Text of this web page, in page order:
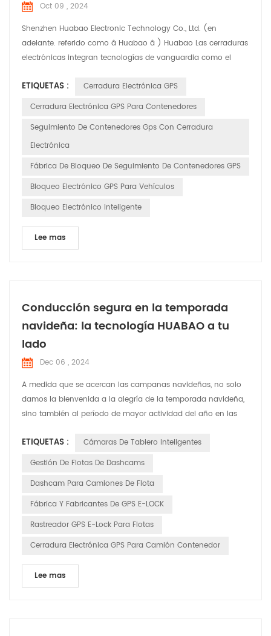
Oct 09 , 2024
Shenzhen Huabao Electronic Technology Co., Ltd. (en
adelante. referido como â Huabao â ) Huabao Las cerraduras
electrónicas integran tecnologías de vanguardia como el
que ofrece seguridad integral soluciones para la industria
logística. Productos destacados: 1. Seguimiento y monitoreo
ETIQUETAS :
Cerradura Electrónica GPS
Cerradura Electrónica GPS Para Contenedores
Seguimiento De Contenedores Gps Con Cerradura
Electrónica
Fábrica De Bloqueo De Seguimiento De Contenedores GPS
Bloqueo Electrónico GPS Para Vehículos
Bloqueo Electrónico Inteligente
Lee mas
Conducción segura en la temporada
navideña: la tecnología HUABAO a tu
lado
Dec 06 , 2024
A medida que se acercan las campanas navideñas, no solo
damos la bienvenida a la alegría de la temporada navideña,
sino también al período de mayor actividad del año en las
HUABAO Technology, un fabricante líder de grabadoras de
conducción y productos GPS elock, se compromete a
ETIQUETAS :
Cámaras De Tablero Inteligentes
Gestión De Flotas De Dashcams
Dashcam Para Camiones De Flota
Fábrica Y Fabricantes De GPS E-LOCK
Rastreador GPS E-Lock Para Flotas
Cerradura Electrónica GPS Para Camión Contenedor
Lee mas